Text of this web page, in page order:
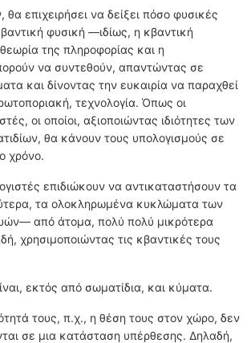
επιχειρήσει να δείξει πόσο φυσικές
φυσική —ιδίως, η κβαντική
της πληροφορίας και η
να συντεθούν, απαντώντας σε
και δίνοντας την ευκαιρία να παραχθεί
τεχνολογία. Όπως οι
οι οποίοι, αξιοποιώντας ιδιότητες των
θα κάνουν τους υπολογισμούς σε
χρόνο.
επιδιώκουν να αντικαταστήσουν τα
τα ολοκληρωμένα κυκλώματα των
από άτομα, πολύ πολύ μικρότερα
χρησιμοποιώντας τις κβαντικές τους
εκτός από σωματίδια, και κύματα.
τους, π.χ., η θέση τους στον χώρο, δεν
σε μια κατάσταση υπέρθεσης. Δηλαδή,